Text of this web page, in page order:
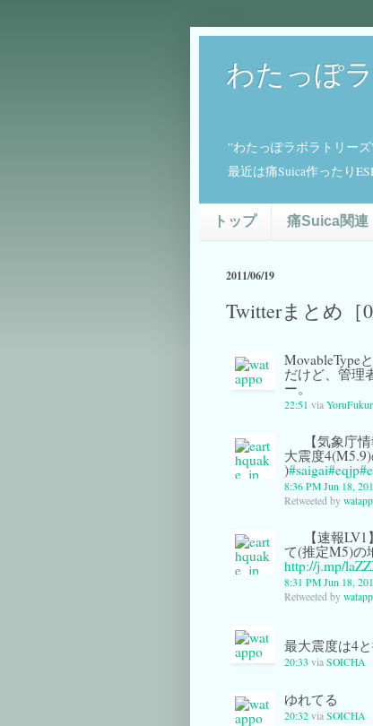
わたっぽ
”わたっぽラボラトリー
最近は痛Suica作ったり
トップ 痛Suica関連
2011/06/19
Twitterまとめ［
MovableType
だけど、管理
ー。
22:51 via
【気象庁
大震度
)#saigai#eqjp
8:36 PM Jun 18,
Retweeted by
【速報
て(推定M5)の
http://j.mp/
8:31 PM Jun 18,
Retweeted by
最大震度は4と
20:33 via SOICHA
ゆれてる
20:32 via SOICHA